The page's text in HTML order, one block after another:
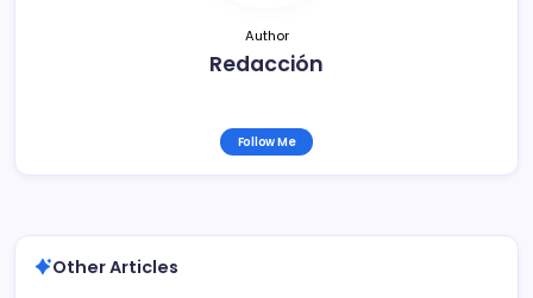
Author
Redacción
Follow Me
Other Articles